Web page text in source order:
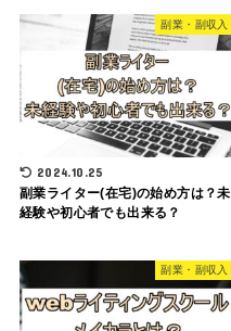
副業・副収入
2024.10.25
副業ライター(在宅)の始め方は？未
経験や初心者でも出来る？
副業・副収入